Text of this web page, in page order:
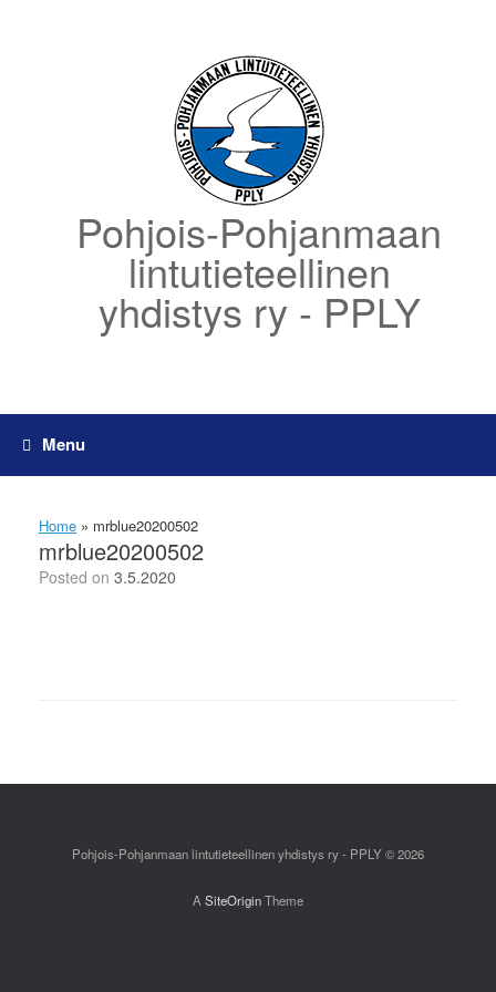
Pohjois-Pohjanmaan
lintutieteellinen
yhdistys ry - PPLY
Menu
Home » mrblue20200502
mrblue20200502
Posted on 3.5.2020
Pohjois-Pohjanmaan lintutieteellinen yhdistys ry - PPLY © 2026
A SiteOriginTheme